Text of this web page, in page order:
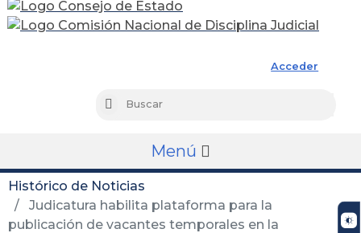
Acceder
Buscar
Menú
Histórico de Noticias
Judicatura habilita plataforma para la
publicación de vacantes temporales en la